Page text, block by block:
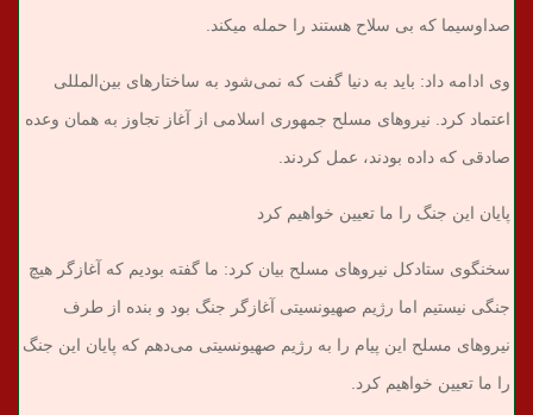
صداوسیما که بی سلاح هستند را حمله میکند.
وی ادامه داد: باید به دنیا گفت که نمی‌شود به ساختارهای بین‌المللی
اعتماد کرد. نیروهای مسلح جمهوری اسلامی از آغاز تجاوز به همان وعده
صادقی که داده بودند، عمل کردند.
پایان این جنگ را ما تعیین خواهیم کرد
سخنگوی ستادکل نیروهای مسلح بیان کرد: ما گفته بودیم که آغازگر هیچ
جنگی نیستیم اما رژیم صهیونسیتی آغازگر جنگ بود و بنده از طرف
نیروهای مسلح این پیام را به رژیم صهیونسیتی می‌دهم که پایان این جنگ
را ما تعیین خواهیم کرد.